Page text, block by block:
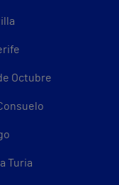
Octubre
Turia